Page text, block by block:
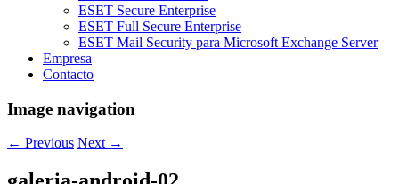
ESET Secure Enterprise
ESET Full Secure Enterprise
ESET Mail Security para Microsoft Exchange Server
Empresa
Contacto
Image navigation
← Previous Next →